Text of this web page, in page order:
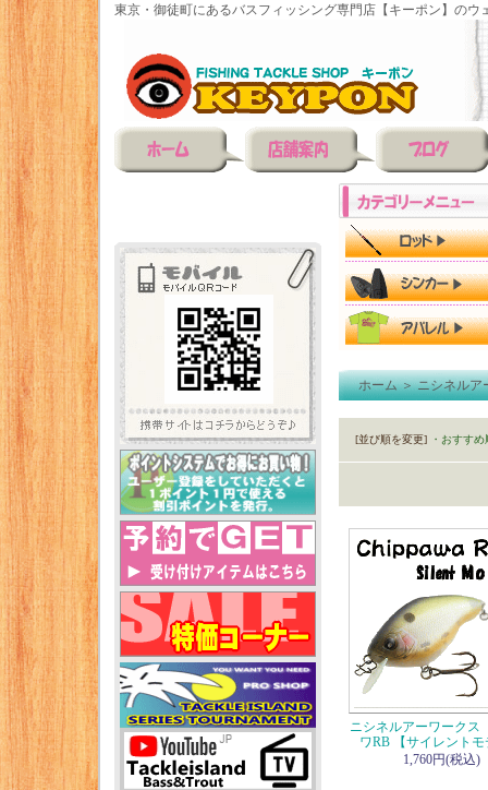
東京・御徒町にあるバスフィッシング専門店【キーポン】のウ
ホーム＞ニシネルア
[並び順を変更] ・おすすめ
ニシネルアーワーク
ワRB 【サイレントモ
1,760円(税込)